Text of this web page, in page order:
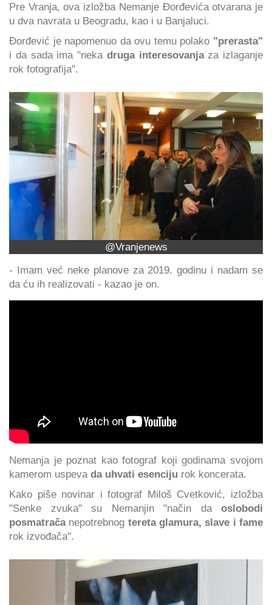
Pre Vranja, ova izložba Nemanje Đorđevića otvarana je
u dva navrata u Beogradu, kao i u Banjaluci.
Đorđević je napomenuo da ovu temu polako "prerasta"
i da sada ima "neka druga interesovanjaza izlaganje
rok fotografija".
@Vranjenews
- Imam već neke planove za 2019. godinu i nadam se
da ću ih realizovati - kazao je on.
Nemanja je poznat kao fotograf koji godinama svojom
kamerom uspeva da uhvati esenciju rok koncerata.
Kako piše novinar i fotograf Miloš Cvetković, izložba
"Senke zvuka" su Nemanjin "način daoslobodi
posmatrača nepotrebnog tereta glamura, slave i fame
rok izvođača".